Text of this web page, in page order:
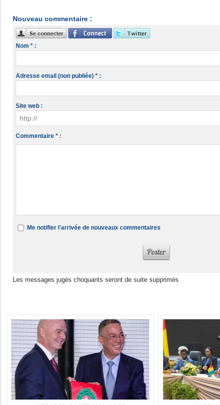
Nouveau commentaire :
Nom * :
Adresse email (non publiée) * :
Site web :
Commentaire * :
Me notifier l'arrivée de nouveaux commentaires
Les messages jugés choquants seront de suite supprimés